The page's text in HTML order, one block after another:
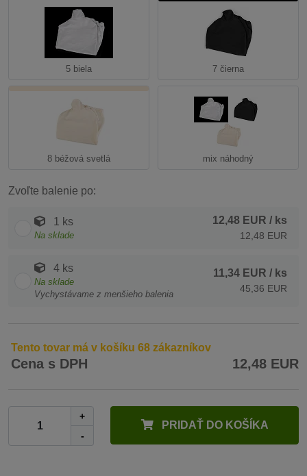
5 biela 7 čierna
8 béžová svetlá mix náhodný
Zvoľte balenie po:
1 ks
Na sklade
12,48 EUR / ks
12,48 EUR
4 ks
Na sklade
Vychystávame z menšieho balenia
11,34 EUR / ks
45,36 EUR
Tento tovar má v košíku 68 zákazníkov
Cena s DPH 12,48 EUR
+
-
PRIDAŤ DO KOŠÍKA